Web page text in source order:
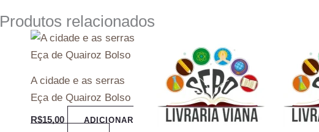
Produtos relacionados
A cidade e as serras
Eça de Quairoz Bolso
R$15,00
ADICIONAR